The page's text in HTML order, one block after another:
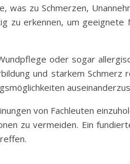
was zu Schmerzen,
zu erkennen, um geeignete
oder sogar
und starkem Schmerz
von Fachleuten
zu vermeiden. Ein